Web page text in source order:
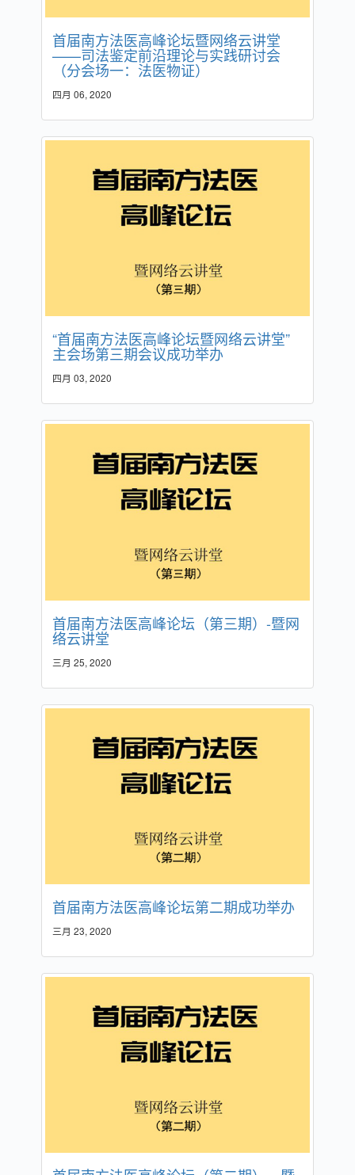
首届南方法医高峰论坛暨网络云讲堂
——司法鉴定前沿理论与实践研讨会
（分会场一：法医物证）
四月 06, 2020
“首届南方法医高峰论坛暨网络云讲堂”
主会场第三期会议成功举办
四月 03, 2020
首届南方法医高峰论坛（第三期）-暨网
络云讲堂
三月 25, 2020
首届南方法医高峰论坛第二期成功举办
三月 23, 2020